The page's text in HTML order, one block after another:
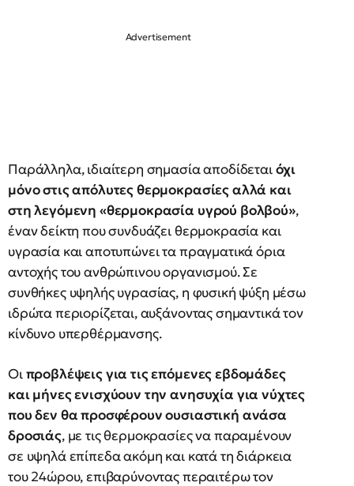
Παράλληλα, ιδιαίτερη σημασία αποδίδεταιόχι
μόνο στις απόλυτες θερμοκρασίες αλλά και
στη λεγόμενη «θερμοκρασία υγρού βολβού»,
έναν δείκτη που συνδυάζει θερμοκρασία και
υγρασία και αποτυπώνει τα πραγματικά όρια
αντοχής του ανθρώπινου οργανισμού. Σε
συνθήκες υψηλής υγρασίας, η φυσική ψύξη μέσω
ιδρώτα περιορίζεται, αυξάνοντας σημαντικά τον
κίνδυνο υπερθέρμανσης.
Οιπροβλέψεις για τις επόμενες εβδομάδες
και μήνες ενισχύουν την ανησυχία για νύχτες
που δεν θα προσφέρουν ουσιαστική ανάσα
δροσιάς, με τις θερμοκρασίες να παραμένουν
σε υψηλά επίπεδα ακόμη και κατά τη διάρκεια
του 24ώρου, επιβαρύνοντας περαιτέρω τον